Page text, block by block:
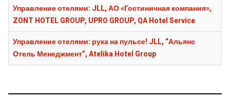
Управление отелями: JLL, АО «Гостиничная компания»,
ZONT HOTEL GROUP, UPRO GROUP, QA Hotel Service
Управление отелями: рука на пульсе! JLL, “Альянс
Отель Менеджмент”, Atelika Hotel Group